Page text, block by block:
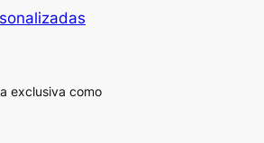
exclusiva como